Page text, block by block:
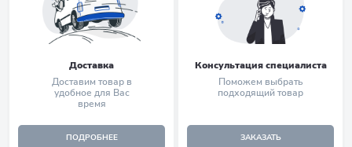
Доставка
Доставим товар в
удобное для Вас
время
ПОДРОБНЕЕ
Консультация специалиста
Поможем выбрать
подходящий товар
ЗАКАЗАТЬ